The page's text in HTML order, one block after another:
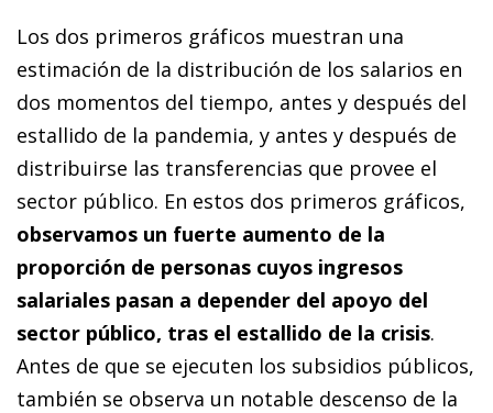
Los dos primeros gráficos muestran una
estimación de la distribución de los salarios en
dos momentos del tiempo, antes y después del
estallido de la pandemia, y antes y después de
distribuirse las transferencias que provee el
sector público. En estos dos primeros gráficos,
observamos un fuerte aumento de la
proporción de personas cuyos ingresos
salariales pasan a depender del apoyo del
sector público, tras el estallido de la crisis.
Antes de que se ejecuten los subsidios públicos,
también se observa un notable descenso de la